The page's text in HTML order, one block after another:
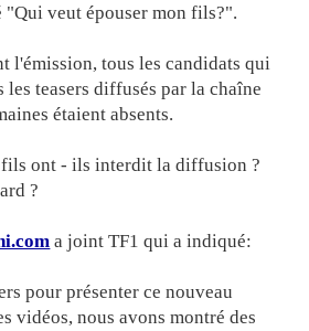
veut épouser mon fils?".
l'émission, tous les candidats qui
les teasers diffusés par la chaîne
étaient absents.
fils ont - ils interdit la diffusion ?
?
a joint TF1 qui a indiqué:
pour présenter ce nouveau
vidéos, nous avons montré des